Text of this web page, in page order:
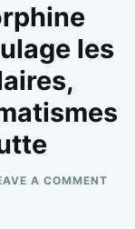
les
A COMMENTON